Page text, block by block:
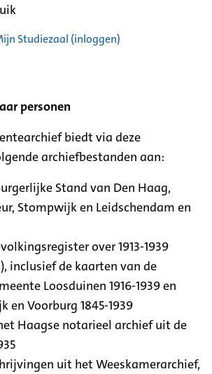
Studiezaal (inloggen)
personen
biedt via deze
archiefbestanden aan:
Stand van Den Haag,
Stompwijk en Leidschendam en
over 1913-1939
inclusief de kaarten van de
Loosduinen 1916-1939 en
en Voorburg 1845-1939
Haagse notarieel archief uit de
uit het Weeskamerarchief,